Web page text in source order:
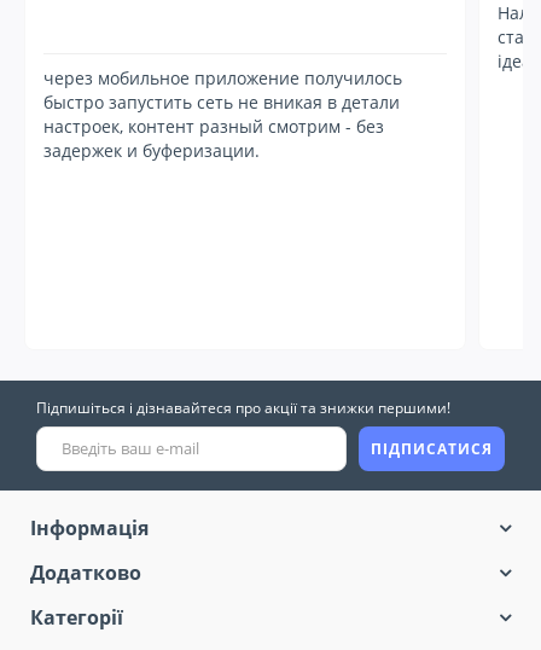
через мобильное приложение получилось
быстро запустить сеть не вникая в детали
настроек, контент разный смотрим - без
задержек и буферизации.
Підпишіться і дізнавайтеся про акції та знижки першими!
ПІДПИСАТИСЯ
Інформація
Додатково
Категорії